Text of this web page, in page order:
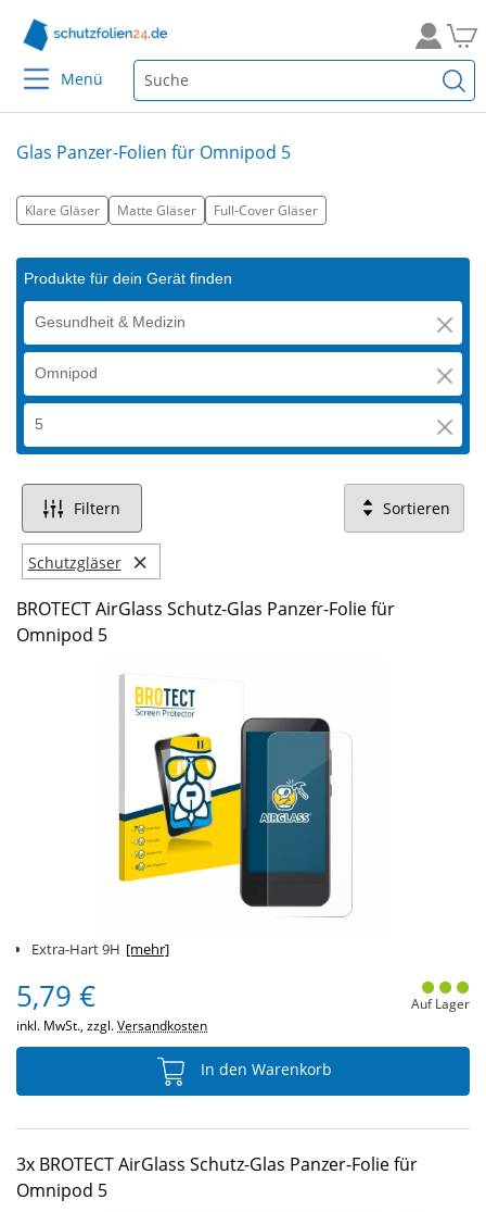
Menü
Glas Panzer-Folien für Omnipod 5
Klare Gläser Matte Gläser Full-Cover Gläser
Produkte für dein Gerät finden
Gesundheit & Medizin
Omnipod
5
Filtern Sortieren
Schutzgläser ×
BROTECT AirGlass Schutz-Glas Panzer-Folie für
Omnipod 5
Extra-Hart 9H [mehr]
5,79 €
inkl. MwSt., zzgl.Versandkosten
Auf Lager
In den Warenkorb
3x BROTECT AirGlass Schutz-Glas Panzer-Folie für
Omnipod 5